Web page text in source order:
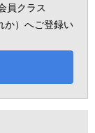
員クラス
か）へご登録い